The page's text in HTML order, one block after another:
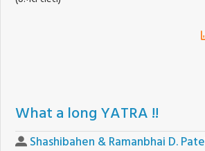
What a long YATRA !!
Shashibahen & Ramanbhai D.